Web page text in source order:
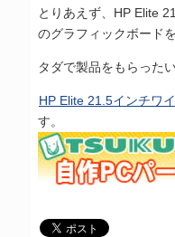
とりあえず、HP Elite
のグラフィックボード
タダで製品をもらった
HP Elite 21.5インチワ
す。